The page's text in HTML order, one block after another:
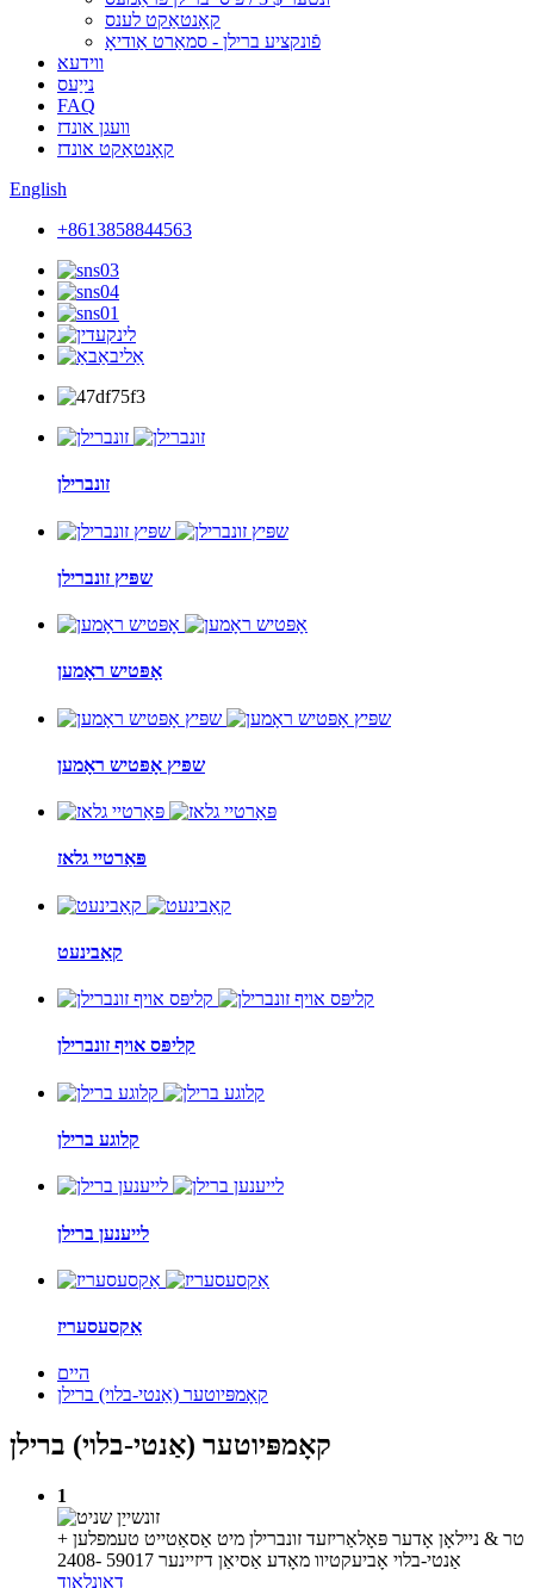
קאָנטאַקט לענס
פֿונקציע ברילן - סמאַרט אַודיאָ
ווידעא
נייַעס
FAQ
וועגן אונדז
קאָנטאַקט אונדז
English
+8613858844563
זונברילן
שפּיץ זונברילן
אָפּטיש ראָמען
שפּיץ אָפּטיש ראָמען
פּאַרטיי גלאז
קאַבינעט
קליפּס אויף זונברילן
קלוגע ברילן
לייענען ברילן
אַקסעסעריז
היים
קאָמפּיוטער (אַנטי-בלוי) ברילן
קאָמפּיוטער (אַנטי-בלוי) ברילן
1
טר & ניילאָן אָדער פּאָלאַריזעד זונברילן מיט אַסאַטייט טעמפלען +
אַנטי-בלוי אָביעקטיוו מאָדע אַסיאַן דיזיינער 59017 -2408
דאַונלאָוד